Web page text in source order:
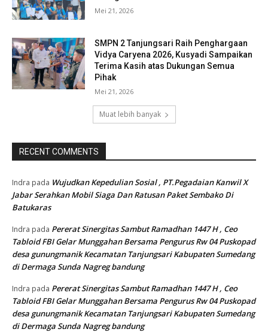
Mei 21, 2026
SMPN 2 Tanjungsari Raih Penghargaan
Vidya Caryena 2026, Kusyadi Sampaikan
Terima Kasih atas Dukungan Semua
Pihak
Mei 21, 2026
Muat lebih banyak
RECENT COMMENTS
Indra pada Wujudkan Kepedulian Sosial , PT.Pegadaian Kanwil X
Jabar Serahkan Mobil Siaga Dan Ratusan Paket Sembako Di
Batukaras
Indra pada Pererat Sinergitas Sambut Ramadhan 1447 H , Ceo
Tabloid FBI Gelar Munggahan Bersama Pengurus Rw 04 Puskopad
desa gunungmanik Kecamatan Tanjungsari Kabupaten Sumedang
di Dermaga Sunda Nagreg bandung
Indra pada Pererat Sinergitas Sambut Ramadhan 1447 H , Ceo
Tabloid FBI Gelar Munggahan Bersama Pengurus Rw 04 Puskopad
desa gunungmanik Kecamatan Tanjungsari Kabupaten Sumedang
di Dermaga Sunda Nagreg bandung